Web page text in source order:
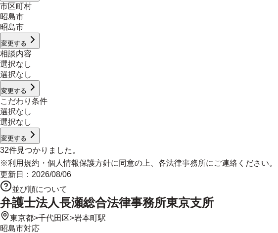
市区町村
昭島市
昭島市
変更する
相談内容
選択なし
選択なし
変更する
こだわり条件
選択なし
選択なし
変更する
32件見つかりました。
※利用規約 ・ 個人情報保護方針に同意の上、各法律事務所にご連絡ください。
更新日： 2026/08/06
並び順について
弁護士法人長瀬総合法律事務所東京支所
東京都>千代田区>岩本町駅
昭島市対応